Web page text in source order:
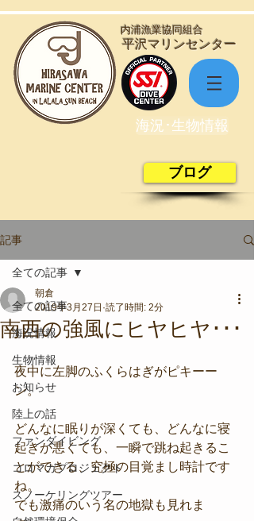
​平沢マリンセンター
​内浦漁業協同組合
海況･生物情報
ブログ
記事
全ての記事
海況情報
生物情報
お知らせ
陸上の話
ファンダイビング
コロマガプロジェクト
スノーケリングツアー
全ての記事
南西の強風にヒヤヒヤ･･･
朝倉
2019年3月27日 読了時間: 2分
夜中に左脚のふくらはぎがピキーー
ン。
どんなに眠りが深くても、どんなに寝
起きが悪くても、一瞬で跳ね起きるこ
とができる、究極の目覚まし時計です
ね。
でも激痛のいう名の地獄も見れま